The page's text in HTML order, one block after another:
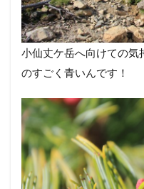
小仙丈ケ岳へ向けての気
のすごく青いんです！